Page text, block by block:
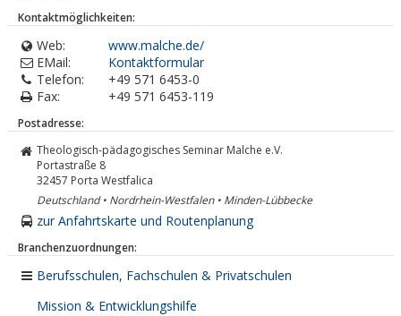
Kontaktmöglichkeiten:
Web:
www.malche.de/
EMail:
Kontaktformular
Telefon:
+49 571 6453-0
Fax:
+49 571 6453-119
Postadresse:
Theologisch-pädagogisches Seminar Malche e.V.
Portastraße 8
32457 Porta Westfalica
Deutschland • Nordrhein-Westfalen • Minden-Lübbecke
zur Anfahrtskarte und Routenplanung
Branchenzuordnungen:
Berufsschulen, Fachschulen & Privatschulen
Mission & Entwicklungshilfe